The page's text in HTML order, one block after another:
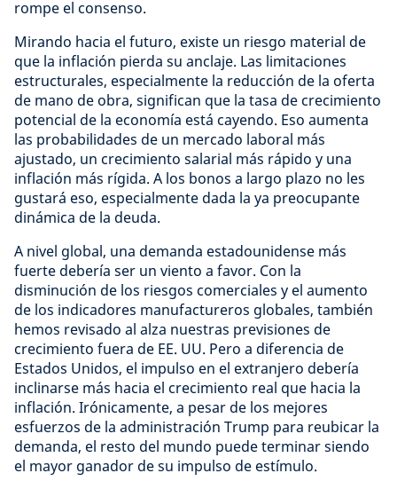
rompe el consenso.
Mirando hacia el futuro, existe un riesgo material de
que la inflación pierda su anclaje. Las limitaciones
estructurales, especialmente la reducción de la oferta
de mano de obra, significan que la tasa de crecimiento
potencial de la economía está cayendo. Eso aumenta
las probabilidades de un mercado laboral más
ajustado, un crecimiento salarial más rápido y una
inflación más rígida. A los bonos a largo plazo no les
gustará eso, especialmente dada la ya preocupante
dinámica de la deuda.
A nivel global, una demanda estadounidense más
fuerte debería ser un viento a favor. Con la
disminución de los riesgos comerciales y el aumento
de los indicadores manufactureros globales, también
hemos revisado al alza nuestras previsiones de
crecimiento fuera de EE. UU. Pero a diferencia de
Estados Unidos, el impulso en el extranjero debería
inclinarse más hacia el crecimiento real que hacia la
inflación. Irónicamente, a pesar de los mejores
esfuerzos de la administración Trump para reubicar la
demanda, el resto del mundo puede terminar siendo
el mayor ganador de su impulso de estímulo.